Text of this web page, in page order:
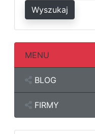
Wyszukaj
MENU
BLOG
FIRMY